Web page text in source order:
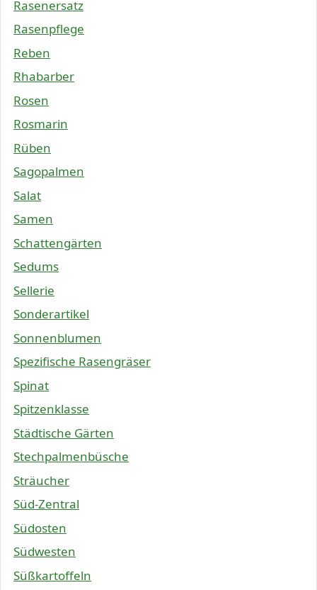
Rasenersatz
Rasenpflege
Reben
Rhabarber
Rosen
Rosmarin
Rüben
Sagopalmen
Salat
Samen
Schattengärten
Sedums
Sellerie
Sonderartikel
Sonnenblumen
Spezifische Rasengräser
Spinat
Spitzenklasse
Städtische Gärten
Stechpalmenbüsche
Sträucher
Süd-Zentral
Südosten
Südwesten
Süßkartoffeln